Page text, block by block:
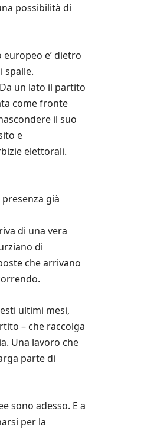
possibilità di
e’ dietro
spalle.
un lato il partito
come fronte
il suo
e
elettorali.
già
di una vera
di
che arrivano
ultimi mesi,
– che raccolga
Una lavoro che
parte di
sono adesso. E a
per la